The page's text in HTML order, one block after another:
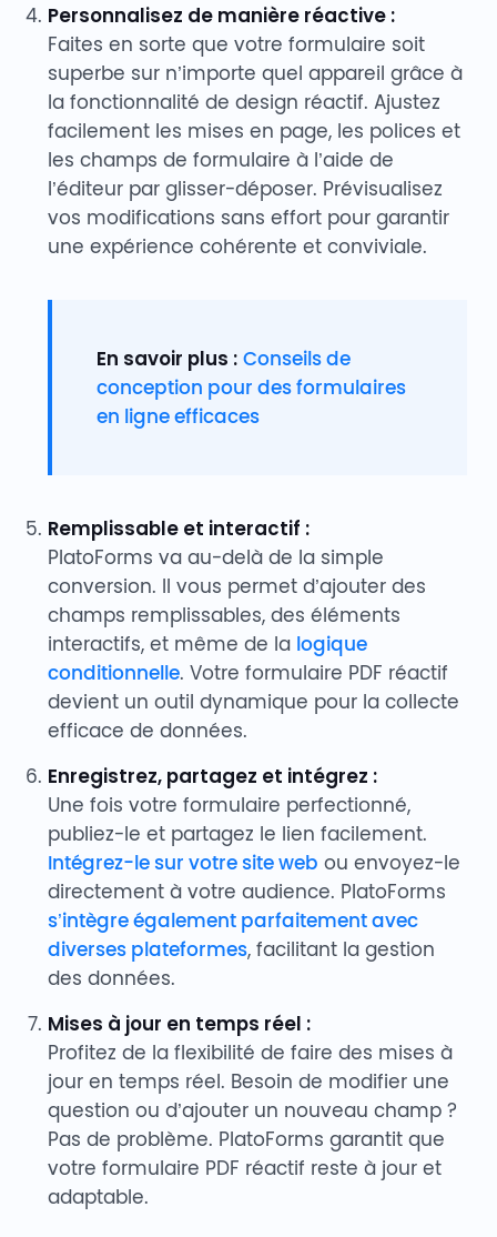
Personnalisez de manière réactive :
Faites en sorte que votre formulaire soit
superbe sur n’importe quel appareil grâce à
la fonctionnalité de design réactif. Ajustez
facilement les mises en page, les polices et
les champs de formulaire à l’aide de
l’éditeur par glisser-déposer. Prévisualisez
vos modifications sans effort pour garantir
une expérience cohérente et conviviale.
En savoir plus : Conseils de
conception pour des formulaires
en ligne efficaces
Remplissable et interactif :
PlatoForms va au-delà de la simple
conversion. Il vous permet d’ajouter des
champs remplissables, des éléments
interactifs, et même de la logique
conditionnelle. Votre formulaire PDF réactif
devient un outil dynamique pour la collecte
efficace de données.
Enregistrez, partagez et intégrez :
Une fois votre formulaire perfectionné,
publiez-le et partagez le lien facilement.
Intégrez-le sur votre site web ou envoyez-le
directement à votre audience. PlatoForms
s’intègre également parfaitement avec
diverses plateformes, facilitant la gestion
des données.
Mises à jour en temps réel :
Profitez de la flexibilité de faire des mises à
jour en temps réel. Besoin de modifier une
question ou d’ajouter un nouveau champ ?
Pas de problème. PlatoForms garantit que
votre formulaire PDF réactif reste à jour et
adaptable.